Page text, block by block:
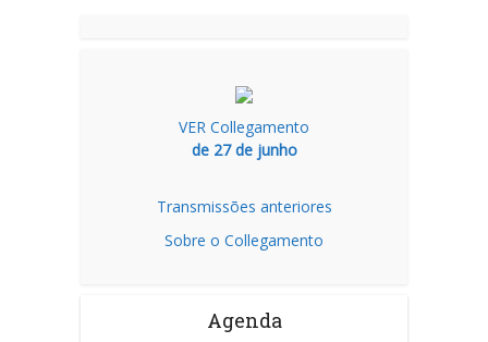
VER Collegamento
de 27 de junho
Transmissões anteriores
Sobre o Collegamento
Agenda